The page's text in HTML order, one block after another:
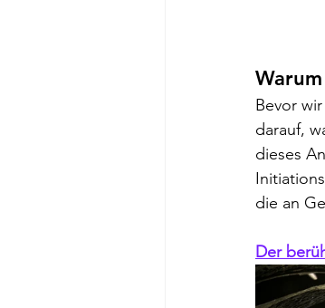
Bevor
darauf,
dieses
die an
Der